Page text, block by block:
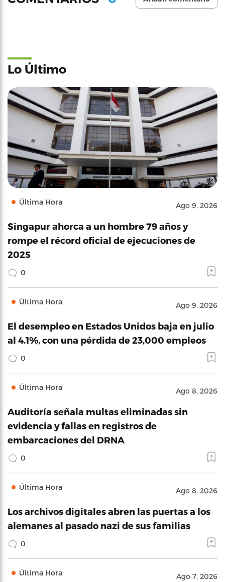
Lo Último
Última Hora Ago 9, 2026
Singapur ahorca a un hombre 79 años y
rompe el récord oficial de ejecuciones de
2025
0
Última Hora Ago 9, 2026
El desempleo en Estados Unidos baja en julio
al 4.1%, con una pérdida de 23,000 empleos
0
Última Hora Ago 8, 2026
Auditoría señala multas eliminadas sin
evidencia y fallas en registros de
embarcaciones del DRNA
0
Última Hora Ago 8, 2026
Los archivos digitales abren las puertas a los
alemanes al pasado nazi de sus familias
0
Última Hora Ago 7, 2026